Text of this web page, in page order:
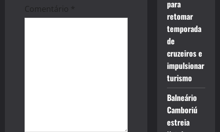
a
t
Comentário *
para
retomar
temporada
de
cruzeiros e
impulsionar
turismo
Balneário
Camboriú
estreia